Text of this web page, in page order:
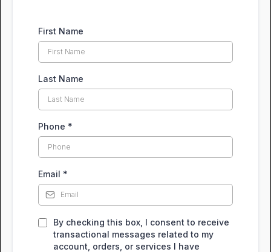
First Name
Last Name
Phone *
Email *
By checking this box, I consent to receive
transactional messages related to my
account, orders, or services I have